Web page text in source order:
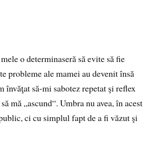
o determinaseră să evite să fie
probleme ale mamei au devenit însă
învăţat să-mi sabotez repetat şi reflex
mă „ascund“. Umbra nu avea, în acest
ci cu simplul fapt de a fi văzut şi